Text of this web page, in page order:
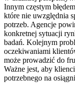
Innym częstym
które nie uwzględnia
potrzeb. Agencje
konkretnej sytuacji
badań. Kolejnym
oczekiwaniami
może prowadzić do
Ważne jest, aby
potrzebnego na